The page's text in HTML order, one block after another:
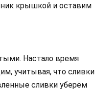
крышкой и оставим
Настало время
учитывая, что сливки
сливки уберём